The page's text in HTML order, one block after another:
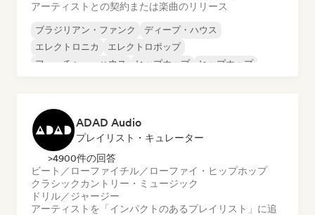
アーティストとの契約または楽曲のリリース
ブラジリアン・ファンク
ディープ・ハウス
エレクトロニカ
エレクトロポップ
フューチャー・ハウス
ヒップホップ
ヒップホップ
ADAD Audio
プレイリスト・キュレーター
>4900件の回答
ビート／ローファイチル／ローファイ・ヒップホップ
クラシック カントリー・ミュージック
ドリル／ジャージー
アーティストを「インパクトのあるプレイリスト」に追